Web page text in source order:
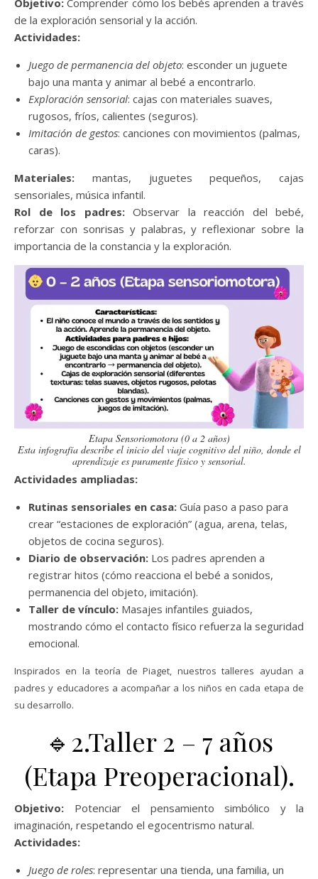
Objetivo: Comprender cómo los bebés aprenden a través
de la exploración sensorial y la acción.
Actividades:
Juego de permanencia del objeto: esconder un juguete
bajo una manta y animar al bebé a encontrarlo.
Exploración sensorial: cajas con materiales suaves,
rugosos, fríos, calientes (seguros).
Imitación de gestos: canciones con movimientos (palmas,
caras).
Materiales: mantas, juguetes pequeños, cajas
sensoriales, música infantil.
Rol de los padres:Observar la reacción del bebé,
reforzar con sonrisas y palabras, y reflexionar sobre la
importancia de la constancia y la exploración.
Etapa Sensoriomotora (0 a 2 años)
Esta infografía describe el inicio del viaje cognitivo del niño, donde el
aprendizaje es puramente físico y sensorial.
Actividades ampliadas:
Rutinas sensoriales en casa: Guía paso a paso para
crear “estaciones de exploración” (agua, arena, telas,
objetos de cocina seguros).
Diario de observación: Los padres aprenden a
registrar hitos (cómo reacciona el bebé a sonidos,
permanencia del objeto, imitación).
Taller de vínculo: Masajes infantiles guiados,
mostrando cómo el contacto físico refuerza la seguridad
emocional.
Inspirados en la teoría de Piaget, nuestros talleres ayudan a
padres y educadores a acompañar a los niños en cada etapa de
su desarrollo.
🔹2.Taller 2 – 7 años
(Etapa Preoperacional).
Objetivo: Potenciar el pensamiento simbólico y la
imaginación, respetando el egocentrismo natural.
Actividades:
Juego de roles: representar una tienda, una familia, un